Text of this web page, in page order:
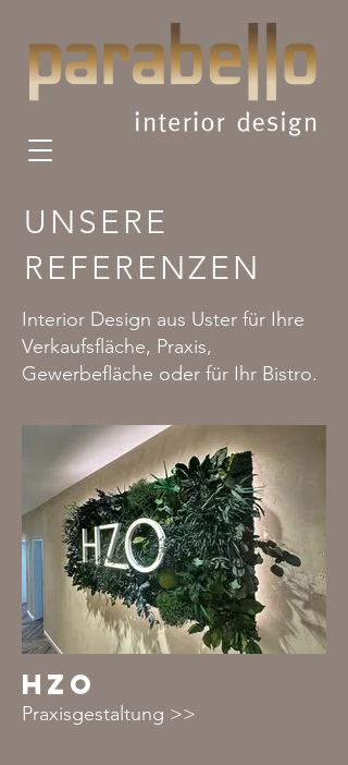
UNSERE
REFERENZEN
Interior Design aus Uster für Ihre
Verkaufsfläche, Praxis,
Gewerbefläche oder für Ihr Bistro.
HZO
Praxisgestaltung >>